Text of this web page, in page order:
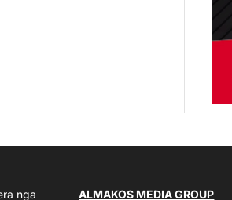
nga ALMAKOS MEDIA GROUP